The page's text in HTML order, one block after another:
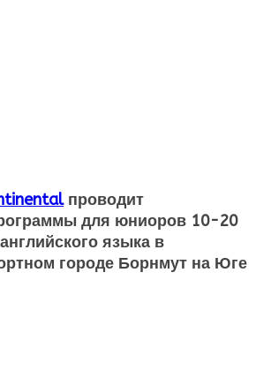
проводит
для юниоров 10-20
языка в
городе Борнмут на Юге